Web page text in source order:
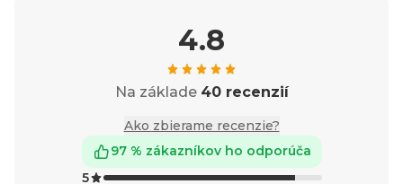
4.8
Na základe 40 recenzií
Ako zbierame recenzie?
97 % zákazníkov ho odporúča
5